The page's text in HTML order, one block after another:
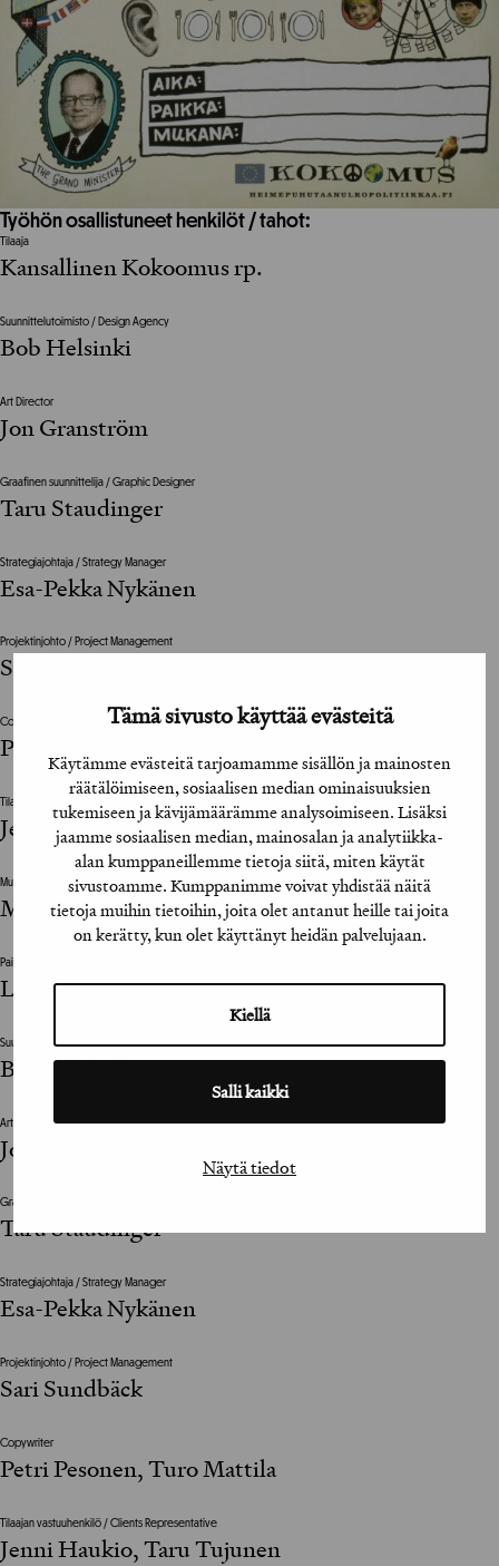
Tämä sivusto käyttää evästeitä
Käytämme evästeitä tarjoamamme sisällön ja mainosten
räätälöimiseen, sosiaalisen median ominaisuuksien
tukemiseen ja kävijämäärämme analysoimiseen. Lisäksi
jaamme sosiaalisen median, mainosalan ja analytiikka-
alan kumppaneillemme tietoja siitä, miten käytät
sivustoamme. Kumppanimme voivat yhdistää näitä
tietoja muihin tietoihin, joita olet antanut heille tai joita
on kerätty, kun olet käyttänyt heidän palvelujaan.
Kiellä
Salli kaikki
Näytä tiedot
Työhön osallistuneet henkilöt / tahot:
Tilaaja
Kansallinen Kokoomus rp.
Suunnittelutoimisto / Design Agency
Bob Helsinki
Art Director
Jon Granström
Graafinen suunnittelija / Graphic Designer
Taru Staudinger
Strategiajohtaja / Strategy Manager
Esa-Pekka Nykänen
Projektinjohto / Project Management
Sari Sundbäck
Copywriter
Petri Pesonen, Turo Mattila
Tilaajan vastuuhenkilö / Clients Representative
Jenni Haukio, Taru Tujunen
Muut suunnitteluun vaikuttaneet henkilöt / The design was also influenced by
Maria-Elena Cowell
Painotalo / Printing House
Lönnberg
Suunnittelutoimisto / Design Agency
Bob Helsinki
Art Director
Jon Granström
Graafinen suunnittelija / Graphic Designer
Taru Staudinger
Strategiajohtaja / Strategy Manager
Esa-Pekka Nykänen
Projektinjohto / Project Management
Sari Sundbäck
Copywriter
Petri Pesonen, Turo Mattila
Tilaajan vastuuhenkilö / Clients Representative
Jenni Haukio, Taru Tujunen